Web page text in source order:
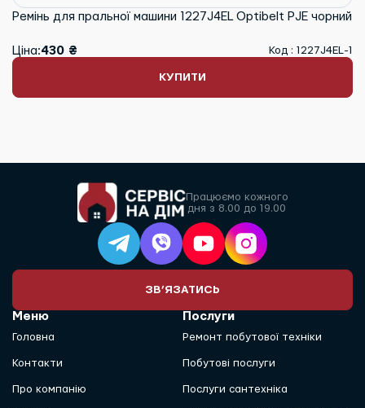
Ремінь для пральної машини 1227J4EL Optibelt PJE чорний
Ціна:430 ₴ Код : 1227J4EL-1
КУПИТИ
Працюємо кожного
дня з 8.00 до 19.00
ЗВ’ЯЗАТИСЬ
Меню
Головна
Контакти
Про компанію
Послуги
Ремонт побутової техніки
Побутові послуги
Послуги сантехніка